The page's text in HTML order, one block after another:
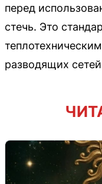
перед
стечь. Это
разводящих